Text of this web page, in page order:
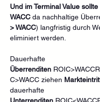
Und im Terminal Value
WACC da nachhaltige
> WACC) langfristig durch
eliminiert werden.
Dauerhafte
Überrenditen
C>WACC ziehen
dauerhafte